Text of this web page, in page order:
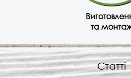
та
Статті